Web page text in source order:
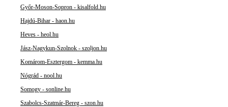
Győr-Moson-Sopron - kisalfold.hu
Hajdú-Bihar - haon.hu
Heves - heol.hu
Jász-Nagykun-Szolnok - szoljon.hu
Komárom-Esztergom - kemma.hu
Nógrád - nool.hu
Somogy - sonline.hu
Szabolcs-Szatmár-Bereg - szon.hu